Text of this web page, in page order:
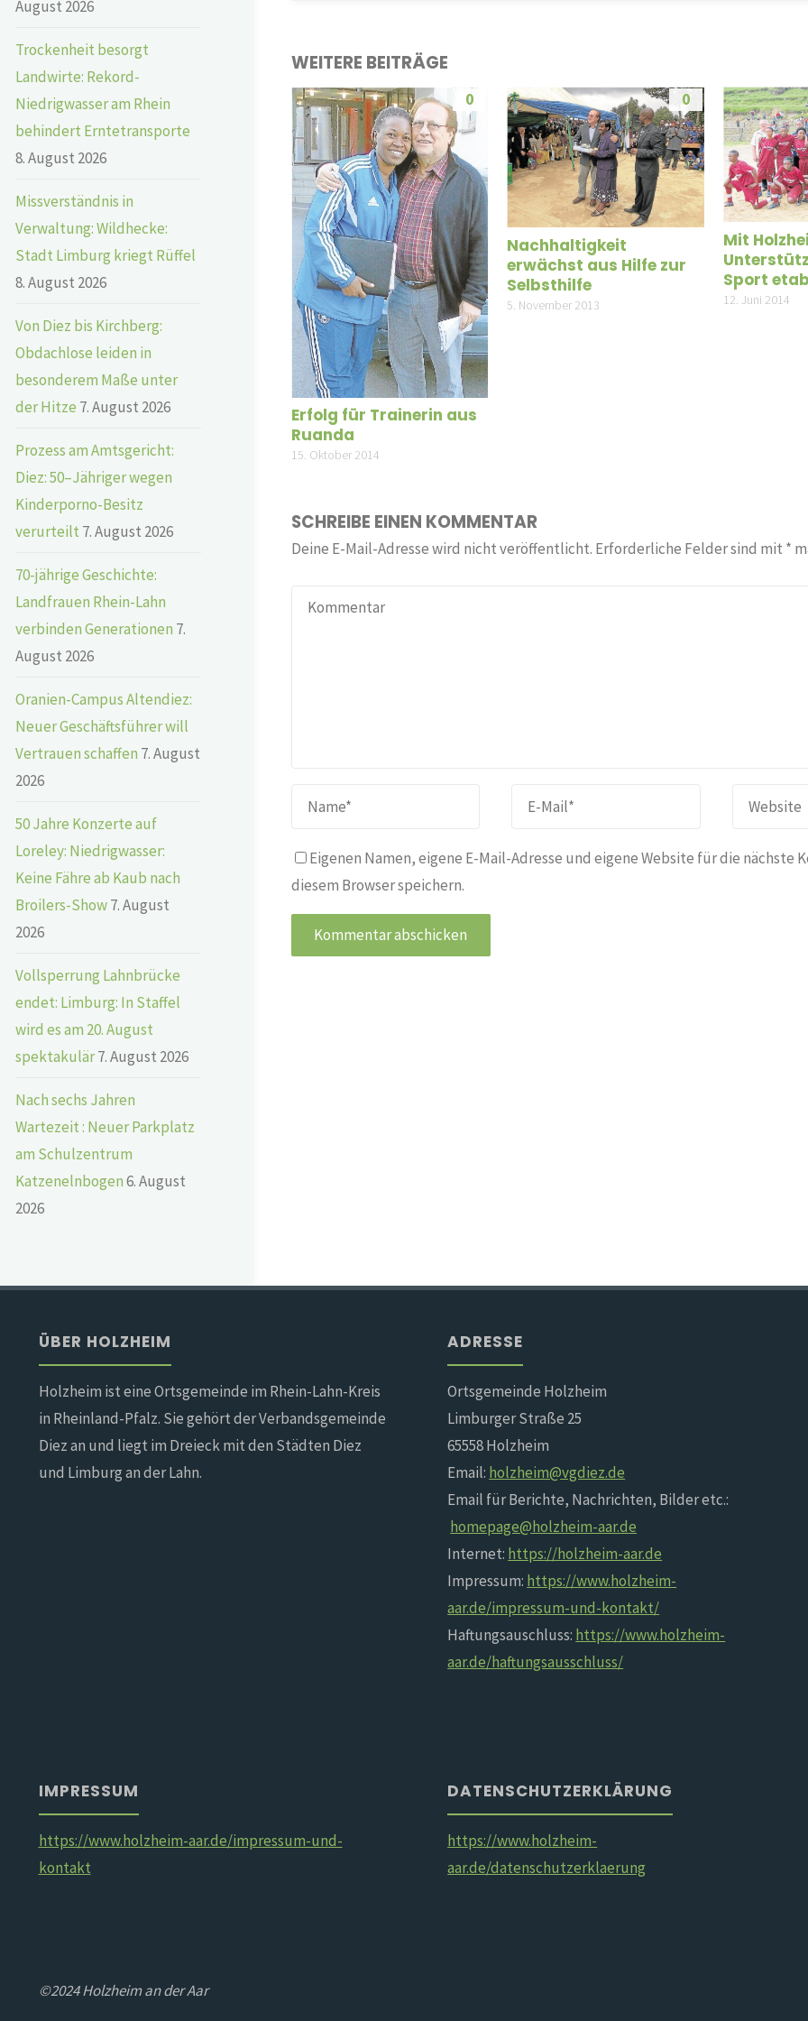
WEITERE BEITRÄGE
0
Erfolg für Trainerin aus
Ruanda
15. Oktober 2014
0
Nachhaltigkeit
erwächst aus Hilfe zur
Selbsthilfe
5. November 2013
Mit
Sport
12. Juni 2014
SCHREIBE EINEN KOMMENTAR
Deine E-Mail-Adresse wird nicht veröffentlicht. Erforderliche Felder sind mit *
Eigenen Namen, eigene E-Mail-Adresse und eigene Website für die nächste
diesem Browser speichern.
August 2026
Trockenheit besorgt
Landwirte: Rekord-
Niedrigwasser am Rhein
behindert Erntetransporte
8. August 2026
Missverständnis in
Verwaltung: Wildhecke:
Stadt Limburg kriegt Rüffel
8. August 2026
Von Diez bis Kirchberg:
Obdachlose leiden in
besonderem Maße unter
der Hitze 7. August 2026
Prozess am Amtsgericht:
Diez: 50–Jähriger wegen
Kinderporno-Besitz
verurteilt 7. August 2026
70-jährige Geschichte:
Landfrauen Rhein-Lahn
verbinden Generationen 7.
August 2026
Oranien-Campus Altendiez:
Neuer Geschäftsführer will
Vertrauen schaffen 7. August
2026
50 Jahre Konzerte auf
Loreley: Niedrigwasser:
Keine Fähre ab Kaub nach
Broilers-Show7. August
2026
Vollsperrung Lahnbrücke
endet: Limburg: In Staffel
wird es am 20. August
spektakulär7. August 2026
Nach sechs Jahren
Wartezeit : Neuer Parkplatz
am Schulzentrum
Katzenelnbogen6. August
2026
ÜBER HOLZHEIM
Holzheim ist eine Ortsgemeinde im Rhein-Lahn-Kreis
in Rheinland-Pfalz. Sie gehört der Verbandsgemeinde
Diez an und liegt im Dreieck mit den Städten Diez
und Limburg an der Lahn.
ADRESSE
Ortsgemeinde Holzheim
Limburger Straße 25
65558 Holzheim
Email: holzheim@vgdiez.de
Email für Berichte, Nachrichten, Bilder etc.:
homepage@holzheim-aar.de
Internet: https://holzheim-aar.de
Impressum: https://www.holzheim-
aar.de/impressum-und-kontakt/
Haftungsauschluss: https://www.holzheim-
aar.de/haftungsausschluss/
IMPRESSUM
https://www.holzheim-aar.de/impressum-und-
kontakt
DATENSCHUTZERKLÄRUNG
https://www.holzheim-
aar.de/datenschutzerklaerung
©2024 Holzheim an der Aar